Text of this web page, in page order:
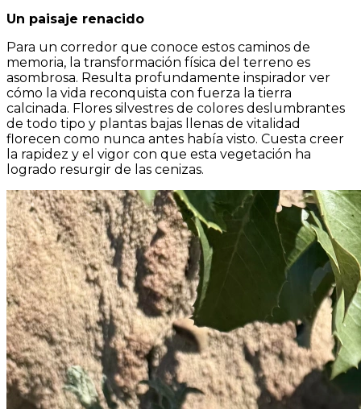
Un paisaje renacido
Para un corredor que conoce estos caminos de
memoria, la transformación física del terreno es
asombrosa. Resulta profundamente inspirador ver
cómo la vida reconquista con fuerza la tierra
calcinada. Flores silvestres de colores deslumbrantes
de todo tipo y plantas bajas llenas de vitalidad
florecen como nunca antes había visto. Cuesta creer
la rapidez y el vigor con que esta vegetación ha
logrado resurgir de las cenizas.